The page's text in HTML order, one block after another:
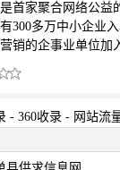
首家聚合网络公益
300多万中小企业
销的企事业单位加
- 360收录 - 网站流